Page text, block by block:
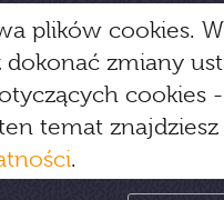
plików cookies.
zmiany
cookies
temat
.